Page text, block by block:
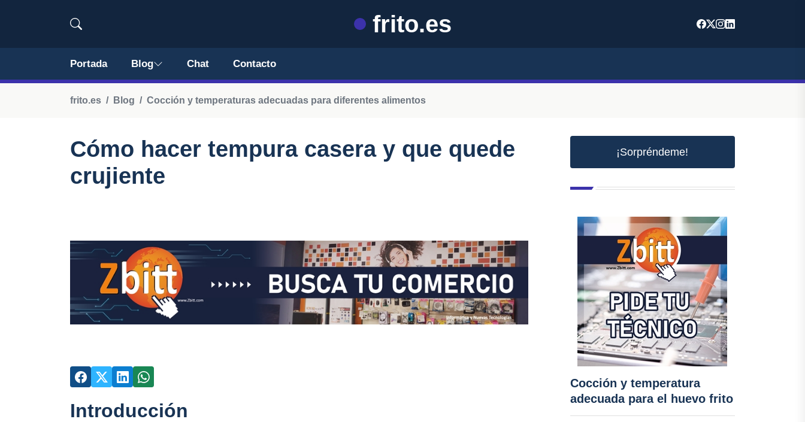
frito.es
Portada Blog Chat Contacto
frito.es Blog Cocción y temperaturas adecuadas para diferentes alimentos
Cómo hacer tempura casera y que quede
crujiente
Introducción
¡Sorpréndeme!
Cocción y temperatura
adecuada para el huevo frito